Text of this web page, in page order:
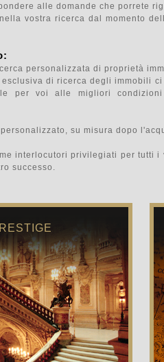
alle domande che porrete
vostra ricerca dal momento
personalizzata di proprietà
esclusiva di ricerca degli immobili
per voi alle migliori
su misura dopo
interlocutori privilegiati per
successo.